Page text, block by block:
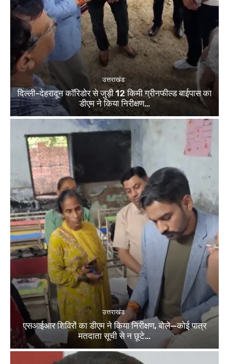
उत्तराखंड
दिल्ली-देहरादून कॉरिडोर से जुड़ी 12 किमी ग्रीनफील्ड बाईपास का
डीएम ने किया निरीक्षण…
उत्तराखंड
एसआईआर शिविरों का डीएम ने किया निरीक्षण, बोले—कोई पात्र
मतदाता सूची से न छूटे…